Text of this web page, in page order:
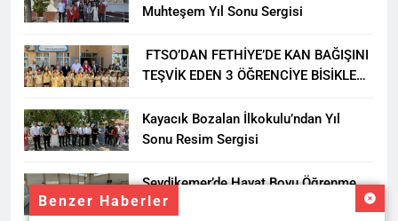
Benzer Haberler
Muhteşem Yıl Sonu Sergisi
FTSO’DAN FETHİYE’DE KAN BAĞIŞINI
TEŞVİK EDEN 3 ÖĞRENCİYE BİSİKLET
Kayacık Bozalan İlkokulu’ndan Yıl
Sonu Resim Sergisi
Seydikemer’de Hayat Boyu Öğrenme
Haftası Kadıköy Sergisiyle Başladı